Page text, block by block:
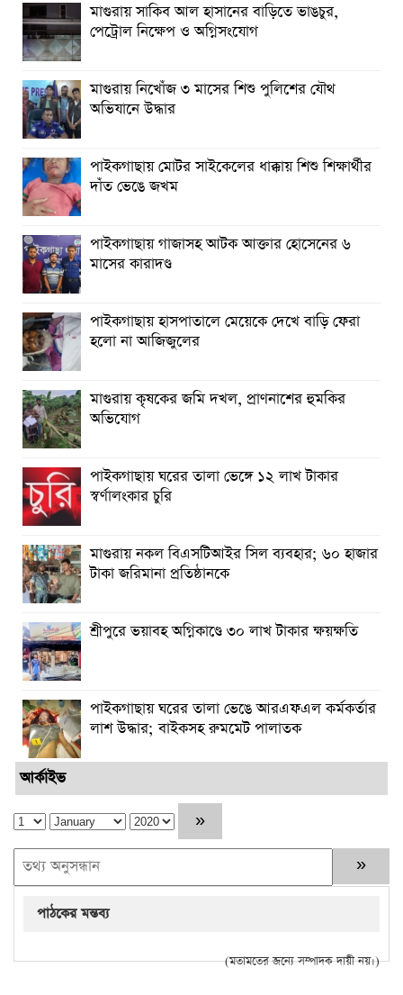
পাইকগাছায় জুলাই গণঅভ্যুত্থান দিবস পালিত
মাগুরায় জুলাই গণঅভ্যুত্থান দিবস পালিত
বর্ষার প্রকৃতি রাঙিয়ে তুলেছে কদম ফুল
মাগুরায় সাকিব আল হাসানের বাড়িতে ভাঙচুর,
পেট্রোল নিক্ষেপ ও অগ্নিসংযোগ
মাগুরায় নিখোঁজ ৩ মাসের শিশু পুলিশের যৌথ
অভিযানে উদ্ধার
পাইকগাছায় মোটর সাইকেলের ধাক্কায় শিশু শিক্ষার্থীর
দাঁত ভেঙে জখম
পাইকগাছায় গাজাসহ আটক আক্তার হোসেনের ৬
মাসের কারাদণ্ড
পাইকগাছায় হাসপাতালে মেয়েকে দেখে বাড়ি ফেরা
হলো না আজিজুলের
মাগুরায় কৃষকের জমি দখল, প্রাণনাশের হুমকির
অভিযোগ
পাইকগাছায় ঘরের তালা ভেঙ্গে ১২ লাখ টাকার
স্বর্ণালংকার চুরি
মাগুরায় নকল বিএসটিআইর সিল ব্যবহার; ৬০ হাজার
টাকা জরিমানা প্রতিষ্ঠানকে
শ্রীপুরে ভয়াবহ অগ্নিকাণ্ডে ৩০ লাখ টাকার ক্ষয়ক্ষতি
পাইকগাছায় ঘরের তালা ভেঙে আরএফএল কর্মকর্তার
লাশ উদ্ধার; বাইকসহ রুমমেট পালাতক
আর্কাইভ
পাঠকের মন্তব্য
(মতামতের জন্যে সম্পাদক দায়ী নয়।)